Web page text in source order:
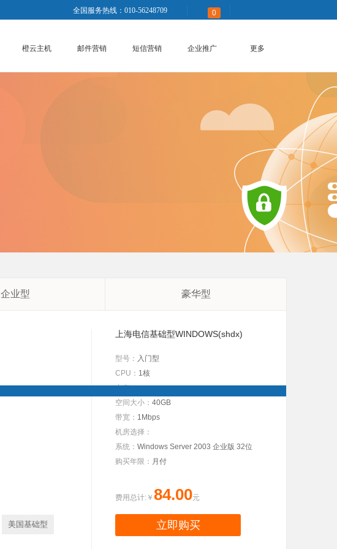
全国服务热线：010-56248709 0
橙云主机 邮件营销 短信营销 企业推广
更多
企业型 豪华型
美国基础型
上海电信基础型WINDOWS(shdx)
型号： 入门型
CPU： 1核
内存：
空间大小： 40GB
带宽： 1Mbps
机房选择：
系统： Windows Server 2003 企业版 32位
购买年限： 月付
费用总计:￥ 84.00元
立即购买